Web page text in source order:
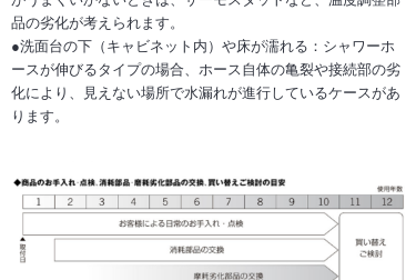
品の劣化が考えられます。
●洗面台の下（キャビネット内）や床が濡れる：シャワーホ
ースが伸びるタイプの場合、ホース自体の亀裂や接続部の劣
化により、見えない場所で水漏れが進行しているケースがあ
ります。